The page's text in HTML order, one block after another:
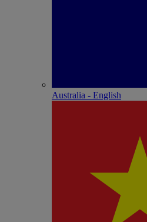
Australia - English